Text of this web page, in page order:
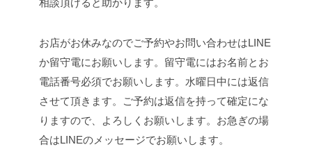
相談頂けると助かります。
お店がお休みなのでご予約やお問い合わせはLINE
か留守電にお願いします。留守電にはお名前とお
電話番号必須でお願いします。水曜日中には返信
させて頂きます。ご予約は返信を持って確定にな
りますので、よろしくお願いします。お急ぎの場
合はLINEのメッセージでお願いします。